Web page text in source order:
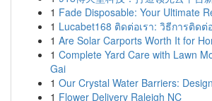
1 Fade Disposable: Your Ultimate
1 Lucabet168 ติดต่อเรา: วิธีการติด
1 Are Solar Carports Worth It for
1 Complete Yard Care with Lawn
Gai
1 Our Crystal Water Barriers:
1 Flower Delivery Raleigh NC